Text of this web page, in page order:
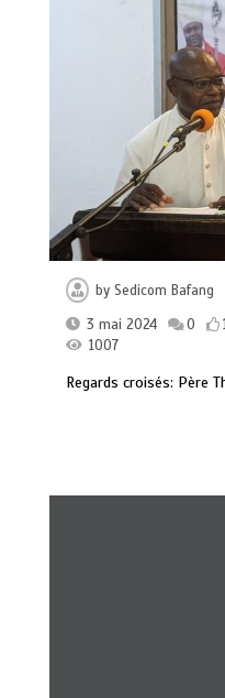
bySedicom Bafang
3 mai 2024
0
1007
Regards croisés: Père